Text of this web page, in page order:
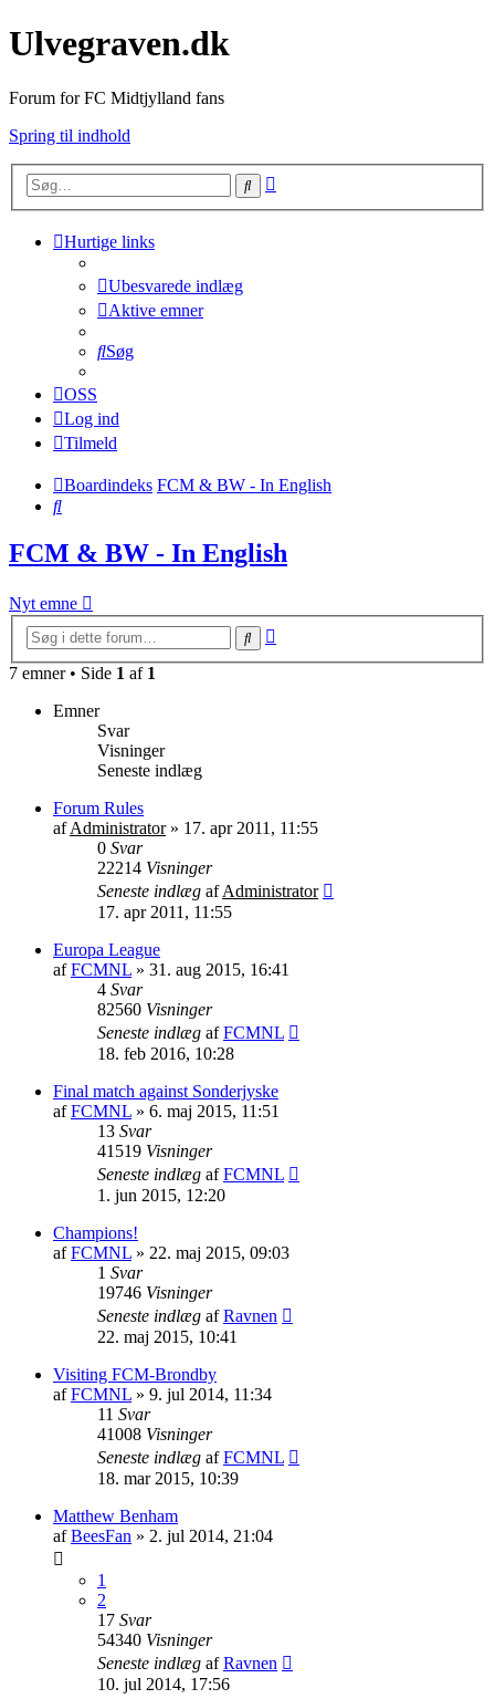
Ulvegraven.dk
Forum for FC Midtjylland fans
Spring til indhold
Søg
Hurtige links
Ubesvarede indlæg
Aktive emner
Søg
OSS
Log ind
Tilmeld
Boardindeks FCM & BW - In English
Søg
FCM & BW - In English
Nyt emne
Søg
7 emner • Side 1 af 1
Emner
Svar
Visninger
Seneste indlæg
Forum Rules
afAdministrator» 17. apr 2011, 11:55
0 Svar
22214 Visninger
Seneste indlæg afAdministrator
17. apr 2011, 11:55
Europa League
afFCMNL » 31. aug 2015, 16:41
4 Svar
82560 Visninger
Seneste indlæg afFCMNL
18. feb 2016, 10:28
Final match against Sonderjyske
afFCMNL » 6. maj 2015, 11:51
13 Svar
41519 Visninger
Seneste indlæg afFCMNL
1. jun 2015, 12:20
Champions!
afFCMNL » 22. maj 2015, 09:03
1 Svar
19746 Visninger
Seneste indlæg afRavnen
22. maj 2015, 10:41
Visiting FCM-Brondby
afFCMNL » 9. jul 2014, 11:34
11 Svar
41008 Visninger
Seneste indlæg afFCMNL
18. mar 2015, 10:39
Matthew Benham
afBeesFan » 2. jul 2014, 21:04
1
2
17 Svar
54340 Visninger
Seneste indlæg afRavnen
10. jul 2014, 17:56